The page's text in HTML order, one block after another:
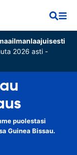
2026 asti -
puolestasi
Guinea Bissau.